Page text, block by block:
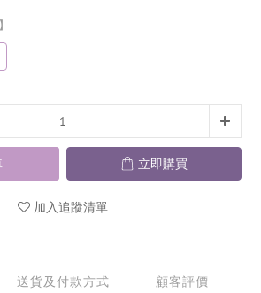
立即購買
加入追蹤清單
送貨及付款方式 顧客評價